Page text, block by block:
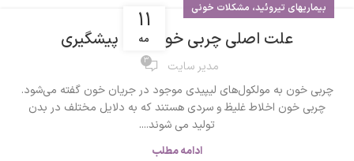
11
مه
بیماریهای تیروئید، مشکلات خونی
علت اصلی چربی خون و راه پیشگیری
مدیر سایت 3
چربی‌ خون به مولکول‌های لیپیدی موجود در جریان خون گفته می‌شود.
چربی خون اخلاط غلیظ و سردی هستند که به دلایل مختلف در بدن
تولید می شوند....
ادامه مطلب